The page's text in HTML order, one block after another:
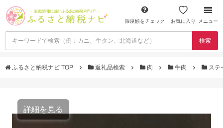
限度額をチェック お気に入り メニュー
検索
ふるさと納税ナビ TOP 返礼品検索 肉 牛肉 ステ
詳細を見る